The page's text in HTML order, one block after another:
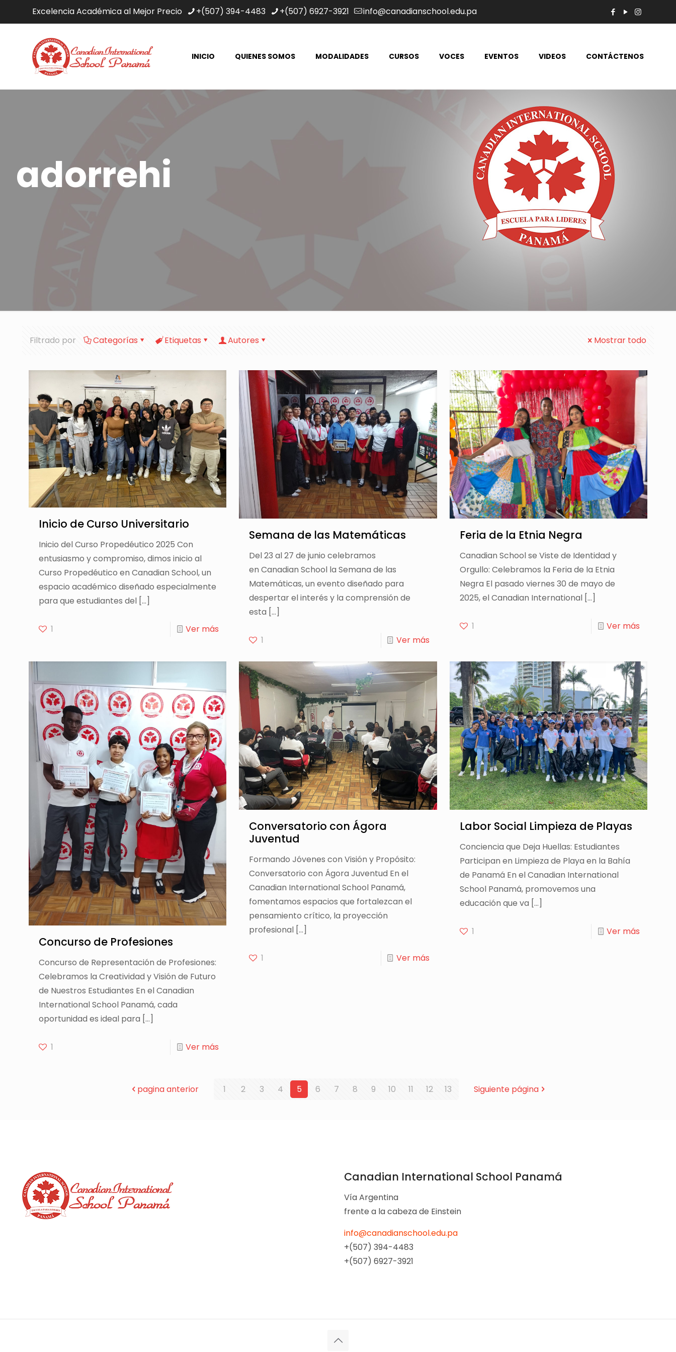
Excelencia Académica al Mejor Precio +(507) 394-4483 +(507) 6927-3921 info@canadianschool.edu.pa
INICIO QUIENES SOMOS MODALIDADES CURSOS VOCES EVENTOS VIDEOS CONTÁCTENOS
adorrehi
Filtrado por Categorías Etiquetas Autores Mostrar todo
Inicio de Curso Universitario
Inicio del Curso Propedéutico 2025 Con
entusiasmo y compromiso, dimos inicio al
Curso Propedéutico en Canadian School, un
espacio académico diseñado especialmente
para que estudiantes del[…]
1 Ver más
Semana de las Matemáticas
Del 23 al 27 de junio celebramos
en Canadian School la Semana de las
Matemáticas, un evento diseñado para
despertar el interés y la comprensión de
esta […]
1 Ver más
Feria de la Etnia Negra
Canadian School se Viste de Identidad y
Orgullo: Celebramos la Feria de la Etnia
Negra El pasado viernes 30 de mayo de
2025, el Canadian International[…]
1 Ver más
Concurso de Profesiones
Concurso de Representación de Profesiones:
Celebramos la Creatividad y Visión de Futuro
de Nuestros Estudiantes En el Canadian
International School Panamá, cada
oportunidad es ideal para […]
1 Ver más
Conversatorio con Ágora
Juventud
Formando Jóvenes con Visión y Propósito:
Conversatorio con Ágora Juventud En el
Canadian International School Panamá,
fomentamos espacios que fortalezcan el
pensamiento crítico, la proyección
profesional […]
1 Ver más
Labor Social Limpieza de Playas
Conciencia que Deja Huellas: Estudiantes
Participan en Limpieza de Playa en la Bahía
de Panamá En el Canadian International
School Panamá, promovemos una
educación que va […]
1 Ver más
pagina anterior 1 2 3 4 5 6 7 8 9 10 11 12 13 Siguiente página
Canadian International School Panamá
Vía Argentina
frente a la cabeza de Einstein
info@canadianschool.edu.pa
+(507) 394-4483
+(507) 6927-3921